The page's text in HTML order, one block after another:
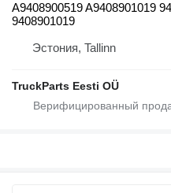
A9408900519 A9408901019
9408901019
Эстония, Tallinn
TruckParts Eesti OÜ